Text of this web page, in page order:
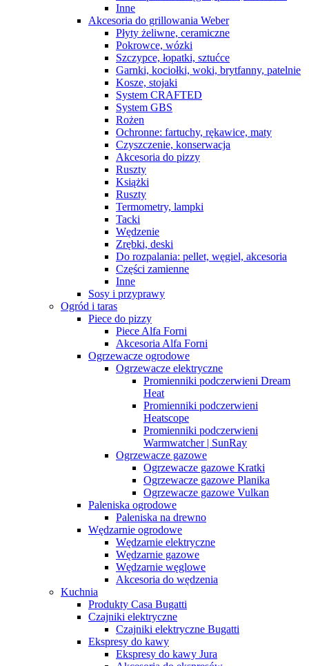
Inne
Akcesoria do grillowania Weber
Płyty żeliwne, ceramiczne
Pokrowce, wózki
Szczypce, łopatki, sztućce
Garnki, kociołki, woki, brytfanny, patelnie
Kosze, stojaki
System CRAFTED
System GBS
Rożen
Ochronne: fartuchy, rękawice, maty
Czyszczenie, konserwacja
Akcesoria do pizzy
Ruszty
Książki
Ruszty
Termometry, lampki
Tacki
Wędzenie
Zrębki, deski
Do rozpalania: pellet, węgiel, akcesoria
Części zamienne
Inne
Sosy i przyprawy
Ogród i taras
Piece do pizzy
Piece Alfa Forni
Akcesoria Alfa Forni
Ogrzewacze ogrodowe
Ogrzewacze elektryczne
Promienniki podczerwieni Dream
Heat
Promienniki podczerwieni
Heatscope
Promienniki podczerwieni
Warmwatcher | SunRay
Ogrzewacze gazowe
Ogrzewacze gazowe Kratki
Ogrzewacze gazowe Planika
Ogrzewacze gazowe Vulkan
Paleniska ogrodowe
Paleniska na drewno
Wędzarnie ogrodowe
Wędzarnie elektryczne
Wędzarnie gazowe
Wędzarnie węglowe
Akcesoria do wędzenia
Kuchnia
Produkty Casa Bugatti
Czajniki elektryczne
Czajniki elektryczne Bugatti
Ekspresy do kawy
Ekspresy do kawy Jura